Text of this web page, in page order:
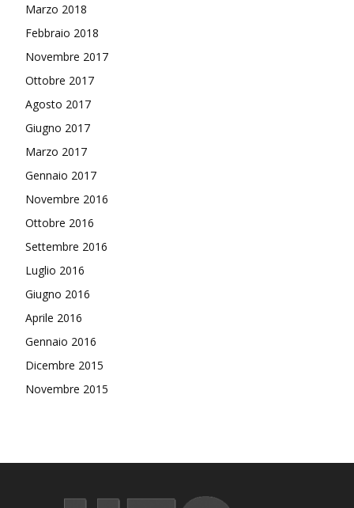
Marzo 2018
Febbraio 2018
Novembre 2017
Ottobre 2017
Agosto 2017
Giugno 2017
Marzo 2017
Gennaio 2017
Novembre 2016
Ottobre 2016
Settembre 2016
Luglio 2016
Giugno 2016
Aprile 2016
Gennaio 2016
Dicembre 2015
Novembre 2015